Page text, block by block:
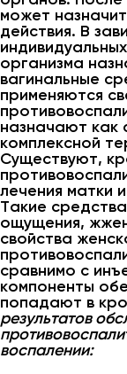
может
действия. В
организма
вагинальные
применяются
назначают как
комплексной
Существуют,
лечения матки
Такие
ощущения,
свойства
сравнимо с
компоненты
попадают в
результатов
воспалении: